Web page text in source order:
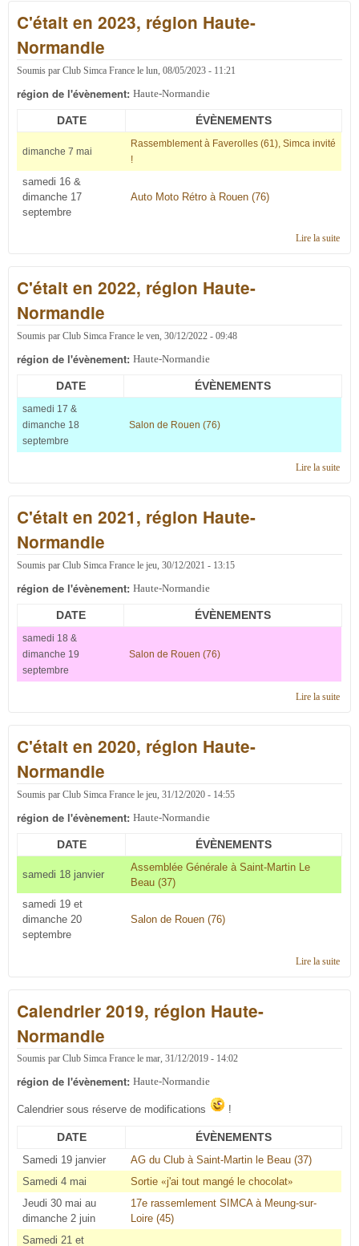
C'était en 2023, région Haute-
Normandie
Soumis par Club Simca France le lun, 08/05/2023 - 11:21
région de l'évènement: Haute-Normandie
DATE ÉVÈNEMENTS
dimanche 7 mai
Rassemblement à Faverolles (61), Simca invité
!
samedi 16 &
dimanche 17
septembre
Auto Moto Rétro à Rouen (76)
Lire la suitede
C'était en 2022, région Haute-
Normandie
Soumis par Club Simca France le ven, 30/12/2022 - 09:48
région de l'évènement: Haute-Normandie
DATE ÉVÈNEMENTS
samedi 17 &
dimanche 18
septembre
Salon de Rouen (76)
Lire la suitede
C'était en 2021, région Haute-
Normandie
Soumis par Club Simca France le jeu, 30/12/2021 - 13:15
région de l'évènement: Haute-Normandie
DATE ÉVÈNEMENTS
samedi 18 &
dimanche 19
septembre
Salon de Rouen (76)
Lire la suitede
C'était en 2020, région Haute-
Normandie
Soumis par Club Simca France le jeu, 31/12/2020 - 14:55
région de l'évènement: Haute-Normandie
DATE ÉVÈNEMENTS
samedi 18 janvier
Assemblée Générale à Saint-Martin Le
Beau (37)
samedi 19 et
dimanche 20
septembre
Salon de Rouen (76)
Lire la suitede
Calendrier 2019, région Haute-
Normandie
Soumis par Club Simca France le mar, 31/12/2019 - 14:02
région de l'évènement: Haute-Normandie
Calendrier sous réserve de modifications !
DATE ÉVÈNEMENTS
Samedi 19 janvier
AG du Club à Saint-Martin le Beau (37)
Samedi 4 mai
Sortie «j'ai tout mangé le chocolat»
Jeudi 30 mai au
dimanche 2 juin
17e rassemlement SIMCA à Meung-sur-
Loire (45)
Samedi 21 et